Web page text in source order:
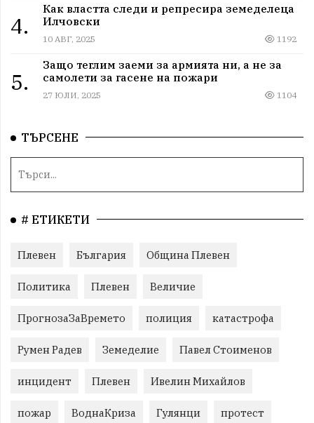
4.
Как властта следи и репресира земеделеца
Илчовски
10 АВГ, 2025 1192
5.
Защо теглим заеми за армията ни, а не за
самолети за гасене на пожари
27 ЮЛИ, 2025 1104
ТЪРСЕНЕ
# ЕТИКЕТИ
Плевен България Община Плевен
Политика Плевен Величие
ПрогнозаЗаВремето полиция катастрофа
Румен Радев Земеделие Павел Стоименов
инцидент Плевен Ивелин Михайлов
пожар ВоднаКриза Гулянци протест